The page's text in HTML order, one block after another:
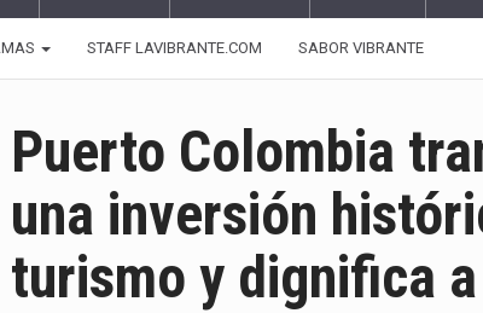
STAFF LAVIBRANTE.COM SABOR VIBRANTE
Puerto Colombia
una inversión
turismo y dignifica